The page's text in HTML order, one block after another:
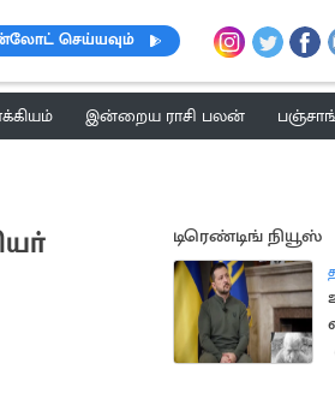
செய்யவும்
இன்றைய ராசி பலன்
டிரெண்டிங் நியூஸ்